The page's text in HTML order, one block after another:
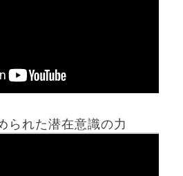
られた潜在意識の力